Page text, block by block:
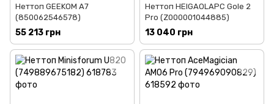
Неттоп GEEKOM A7
(850062546578)
55 213 грн
Неттоп HEIGAOLAPC Gole 2
Pro (Z000001044885)
13 040 грн